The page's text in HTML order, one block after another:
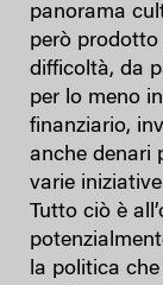
panorama
però
difficoltà, da
per lo meno
finanziario,
anche denari
varie
Tutto ciò è
la politica